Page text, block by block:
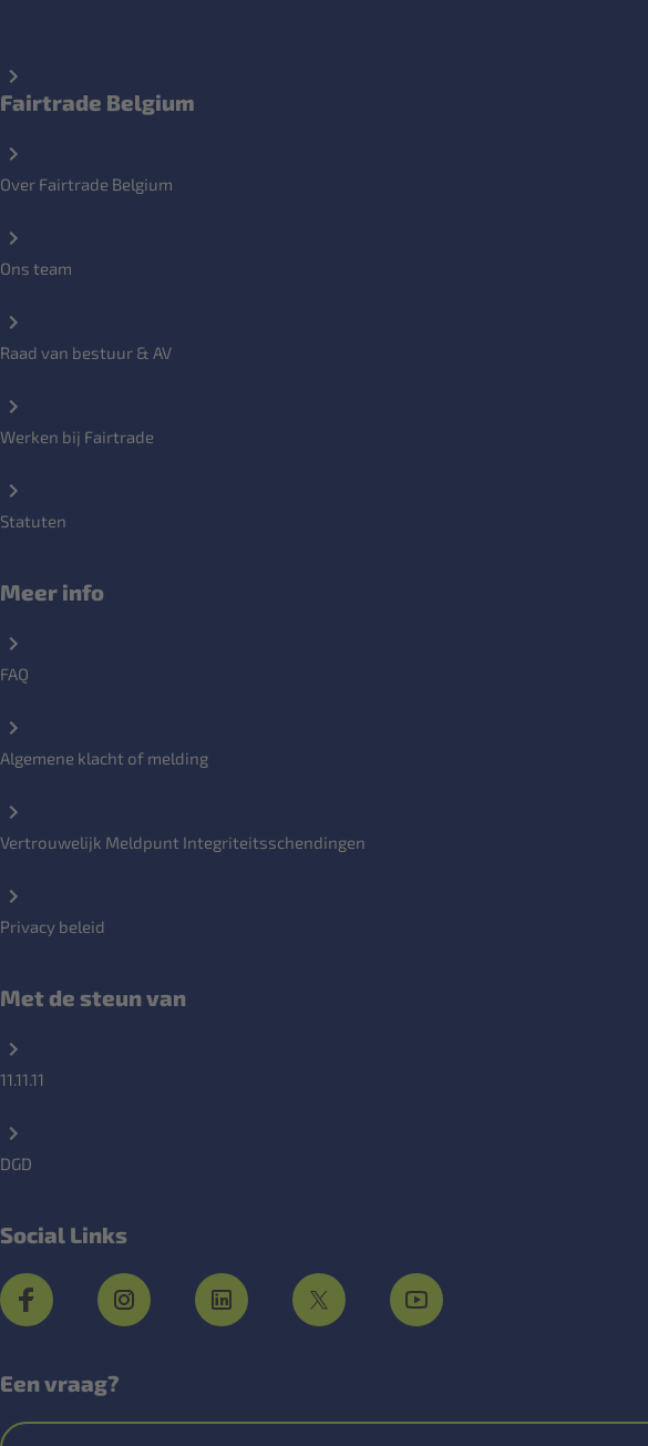
Fairtrade Belgium
Over Fairtrade Belgium
Ons team
Raad van bestuur & AV
Werken bij Fairtrade
Statuten
Meer info
FAQ
Algemene klacht of melding
Vertrouwelijk Meldpunt Integriteitsschendingen
Privacy beleid
Met de steun van
11.11.11
DGD
Social Links
Een vraag?